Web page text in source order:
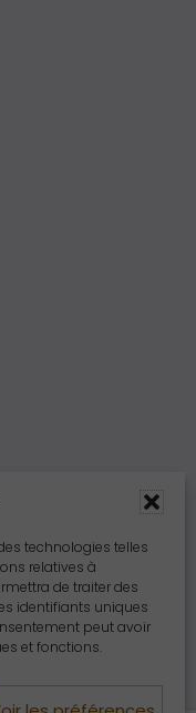
technologies telles
relatives à
de traiter des
identifiants uniques
peut avoir
et fonctions.